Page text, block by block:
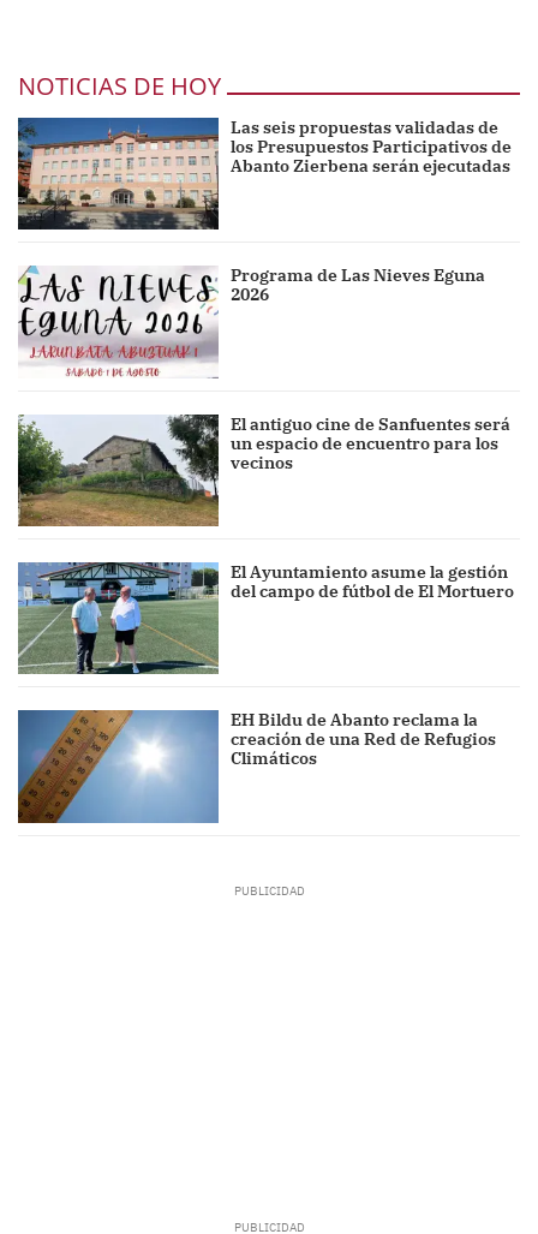
NOTICIAS DE HOY
Las seis propuestas validadas de
los Presupuestos Participativos de
Abanto Zierbena serán ejecutadas
Programa de Las Nieves Eguna
2026
El antiguo cine de Sanfuentes será
un espacio de encuentro para los
vecinos
El Ayuntamiento asume la gestión
del campo de fútbol de El Mortuero
EH Bildu de Abanto reclama la
creación de una Red de Refugios
Climáticos